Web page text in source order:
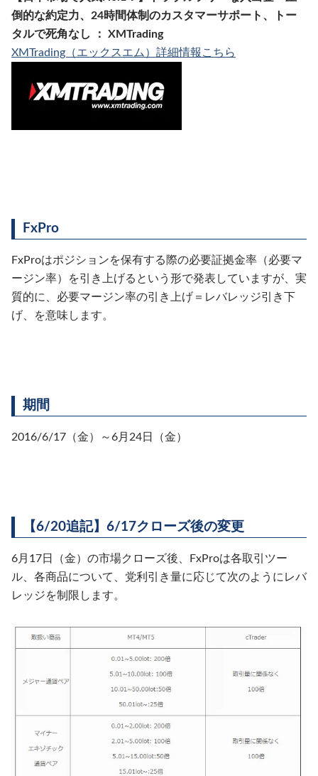
倒的な約定力、24時間体制のカスタマーサポート、トー
タルで死角なし ： XMTrading
XMTrading（エックスエム）詳細情報こちら
FxPro
FxProはポジションを保有する際の必要証拠金率（必要マ
ージン率）を引き上げるという形で発表していますが、実
質的に、必要マージン率の引き上げ＝レバレッジ引き下
げ、を意味します。
期間
2016/6/17（金）～6月24日（金）
【6/20追記】6/17クローズ後の変更
6月17日（金）の市場クローズ後、FxProは各取引ツー
ル、各商品について、党利引き量に応じて次のようにレバ
レッジを制限します。